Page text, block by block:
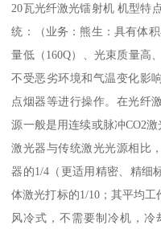
20瓦光纤激光镭射机 机型特
统：（业务：熊生：具有体
量低（160Q）、光束质量高
不受恶劣环境和气温变化影
点烟器等进行操作。在光纤
源一般是用连续或脉冲CO2
激光器与传统激光光源相比
器的1/4（更适用精密、精细
体激光打标的1/10；其平均
风冷式，不需要制冷机，